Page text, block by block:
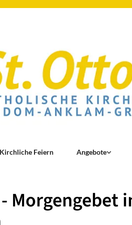
Kirchliche Feiern Angebote
Morgengebet